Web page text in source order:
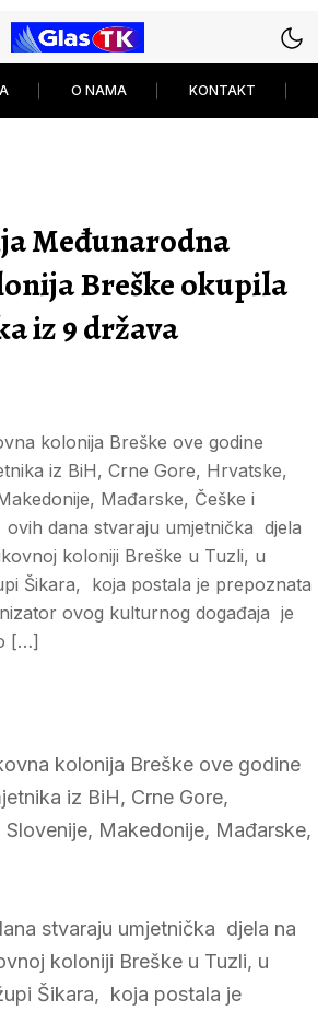
O NAMA KONTAKT
Međunarodna
Breške okupila
iz 9 država
kolonija Breške ove godine
iz BiH, Crne Gore, Hrvatske,
Mađarske, Češke i
ovih dana stvaraju umjetnička djela
koloniji Breške u Tuzli, u
Šikara, koja postala je prepoznata
ovog kulturnog događaja je
[…]
kolonija Breške ove godine
iz BiH, Crne Gore,
Slovenije, Makedonije, Mađarske,
stvaraju umjetnička djela na
koloniji Breške u Tuzli, u
Šikara, koja postala je